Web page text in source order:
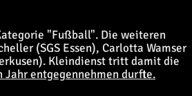
"Fußball". Die weiteren
(SGS Essen), Carlotta Wamser
Kleindienst tritt damit die
Jahr entgegennehmen durfte.